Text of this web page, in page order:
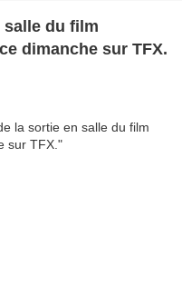
du film
dimanche sur TFX.